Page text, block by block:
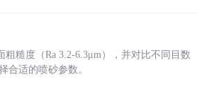
糙度（Ra 3.2-6.3μm），并对比不同目数
合适的喷砂参数。